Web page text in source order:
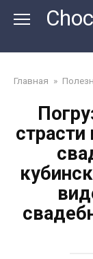
Главная »